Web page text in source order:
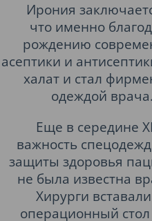
Ирония
что именно
рождению
асептики и
халат и стал
одеждой врача.
Еще в середине
важность
защиты здоровья
не была известна
Хирурги
операционный стол